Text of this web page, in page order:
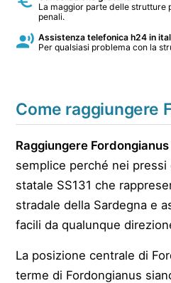
La maggior parte delle strutture
penali.
Assistenza telefonica h24 in
Per qualsiasi problema con la
Come raggiungere
Raggiungere
semplice perché nei pressi
statale SS131 che
stradale della Sardegna e
facili da qualunque
La posizione centrale di
terme di Fordongianus